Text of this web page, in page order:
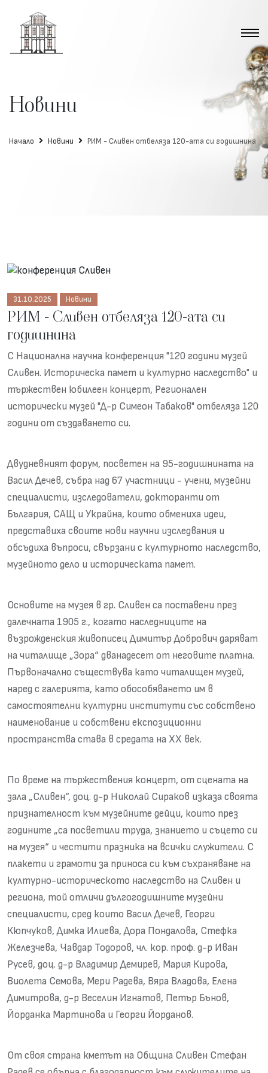
Новини
Начало Новини РИМ - Сливен отбеляза 120-ата си годишнина
31.10.2025 Новини
РИМ - Сливен отбеляза 120-ата си
годишнина
С Национална научна конференция "120 години музей
Сливен. Историческа памет и културно наследство" и
тържествен юбилеен концерт, Регионален
исторически музей "Д-р Симеон Табаков" отбеляза 120
години от създаването си.
Двудневният форум, посветен на 95-годишнината на
Васил Дечев, събра над 67 участници - учени, музейни
специалисти, изследователи, докторанти от
България, САЩ и Украйна, които обмениха идеи,
представиха своите нови научни изследвания и
обсъдиха въпроси, свързани с културното наследство,
музейното дело и историческата памет.
Основите на музея в гр. Сливен са поставени през
далечната 1905 г., когато наследниците на
възрожденския живописец Димитър Добрович даряват
на читалище „Зора“ дванадесет от неговите платна.
Първоначално съществува като читалищен музей,
наред с галерията, като обособяването им в
самостоятелни културни институти със собствено
наименование и собствени експозиционни
пространства става в средата на XX век.
По време на тържествения концерт, от сцената на
зала „Сливен“, доц. д-р Николай Сираков изказа своята
признателност към музейните дейци, които през
годините „са посветили труда, знанието и съцето си
на музея“ и честити празника на всички служители. С
плакети и грамоти за приноса си към съхраняване на
културно-историческото наследство на Сливен и
региона, той отличи дългогодишните музейни
специалисти, сред които Васил Дечев, Георги
Кюпчуков, Димка Илиева, Дора Пондалова, Стефка
Железчева, Чавдар Тодоров, чл. кор. проф. д-р Иван
Русев, доц. д-р Владимир Демирев, Мария Кирова,
Виолета Семова, Мери Радева, Вяра Владова, Елена
Димитрова, д-р Веселин Игнатов, Петър Бънов,
Йорданка Мартинова и Георги Йорданов.
От своя страна кметът на Община Сливен Стефан